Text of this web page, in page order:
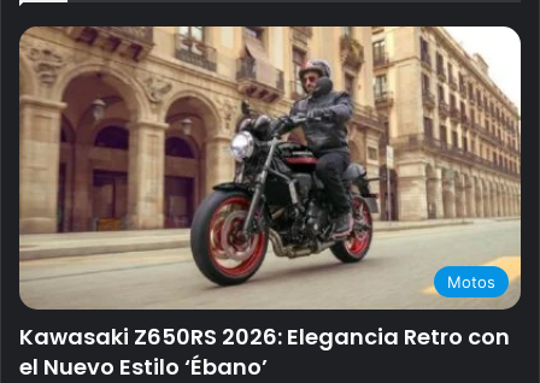
Motos
Kawasaki Z650RS 2026: Elegancia Retro con
el Nuevo Estilo ‘Ébano’